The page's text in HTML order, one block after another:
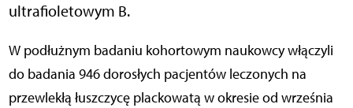
ultrafioletowym B.
W podłużnym badaniu kohortowym naukowcy włączyli
do badania 946 dorosłych pacjentów leczonych na
przewlekłą łuszczycę plackowatą w okresie od września